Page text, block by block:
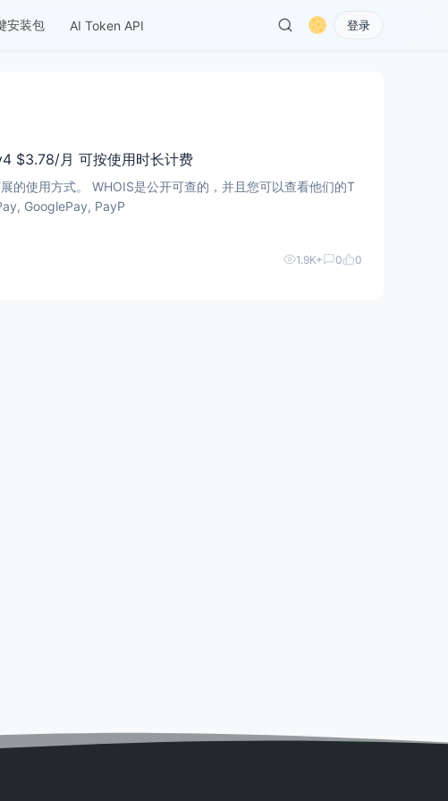
安装包 AI Token API 登录
$3.78/月 可按使用时长计费
您可以查看他们的T
GooglePay, PayP
1.9K+ 0 0